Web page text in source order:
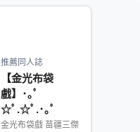
推薦同人誌
【金光布袋
戲】･｡ﾟ
☆ﾟ.☆ﾟ.･｡ﾟ
金光布袋戲 苗疆三傑